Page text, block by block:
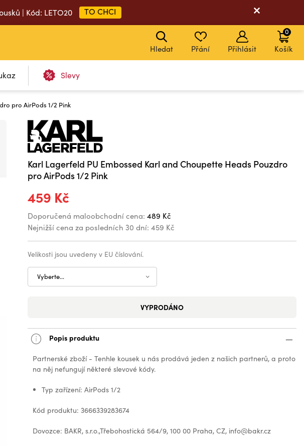
| Kód: LETO20 TO CHCI
Slevy
Hledat Přání Přihlásit Košík
0
pro AirPods 1/2 Pink
Karl Lagerfeld PU Embossed Karl and Choupette Heads Pouzdro
pro AirPods 1/2 Pink
459 Kč
Doporučená maloobchodní cena: 489 Kč
Nejnižší cena za posledních 30 dní: 459 Kč
Velikosti jsou uvedeny v EU číslování.
Vyberte...
VYPRODÁNO
Popis produktu
Partnerské zboží - Tenhle kousek u nás prodává jeden z našich partnerů, a proto
na něj nefungují některé slevové kódy.
Typ zařízení: AirPods 1/2
Kód produktu: 3666339283674
Dovozce: BAKR, s.r.o.,Třebohostická 564/9, 100 00 Praha, CZ, info@bakr.cz